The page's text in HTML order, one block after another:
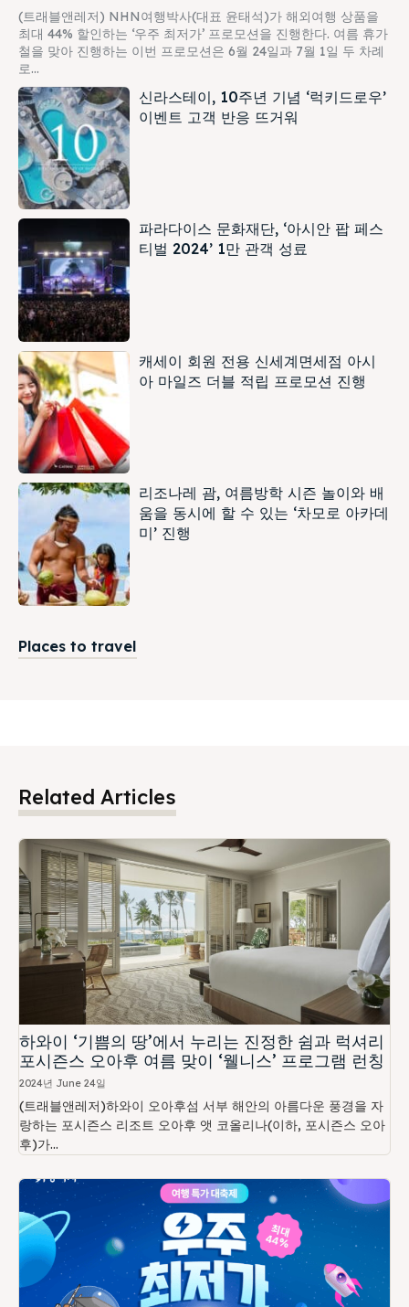
(트래블앤레저) NHN여행박사(대표 윤태석)가 해외여행 상품을
최대 44% 할인하는 ‘우주 최저가’ 프로모션을 진행한다. 여름 휴가
철을 맞아 진행하는 이번 프로모션은 6월 24일과 7월 1일 두 차례
로...
신라스테이, 10주년 기념 ‘럭키드로우’
이벤트 고객 반응 뜨거워
파라다이스 문화재단, ‘아시안 팝 페스
티벌 2024’ 1만 관객 성료
캐세이 회원 전용 신세계면세점 아시
아 마일즈 더블 적립 프로모션 진행
리조나레 괌, 여름방학 시즌 놀이와 배
움을 동시에 할 수 있는 ‘차모로 아카데
미’ 진행
Places to travel
Related Articles
하와이 ‘기쁨의 땅’에서 누리는 진정한 쉼과 럭셔리
포시즌스 오아후 여름 맞이 ‘웰니스’ 프로그램 런칭
2024년 June 24일
(트래블앤레저)하와이 오아후섬 서부 해안의 아름다운 풍경을 자
랑하는 포시즌스 리조트 오아후 앳 코올리나(이하, 포시즌스 오아
후)가...